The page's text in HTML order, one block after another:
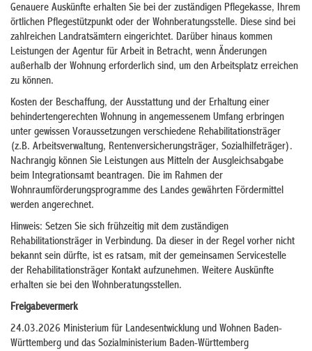
Genauere Auskünfte erhalten Sie bei der zuständigen Pflegekasse, Ihrem
örtlichen Pflegestützpunkt oder der Wohnberatungsstelle. Diese sind bei
zahlreichen Landratsämtern eingerichtet. Darüber hinaus kommen
Leistungen der Agentur für Arbeit in Betracht, wenn Änderungen
außerhalb der Wohnung erforderlich sind, um den Arbeitsplatz erreichen
zu können.
Kosten der Beschaffung, der Ausstattung und der Erhaltung einer
behindertengerechten Wohnung in angemessenem Umfang erbringen
unter gewissen Voraussetzungen verschiedene Rehabilitationsträger
(z.B. Arbeitsverwaltung, Rentenversicherungsträger, Sozialhilfeträger).
Nachrangig können Sie Leistungen aus Mitteln der Ausgleichsabgabe
beim Integrationsamt beantragen. Die im Rahmen der
Wohnraumförderungsprogramme des Landes gewährten Fördermittel
werden angerechnet.
Hinweis: Setzen Sie sich frühzeitig mit dem zuständigen
Rehabilitationsträger in Verbindung. Da dieser in der Regel vorher nicht
bekannt sein dürfte, ist es ratsam, mit der gemeinsamen Servicestelle
der Rehabilitationsträger Kontakt aufzunehmen. Weitere Auskünfte
erhalten sie bei den Wohnberatungsstellen.
Freigabevermerk
24.03.2026 Ministerium für Landesentwicklung und Wohnen Baden-
Württemberg und das Sozialministerium Baden-Württemberg